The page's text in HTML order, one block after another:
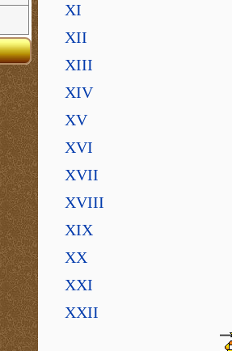
XI
XII
XIII
XIV
XV
XVI
XVII
XVIII
XIX
XX
XXI
XXII